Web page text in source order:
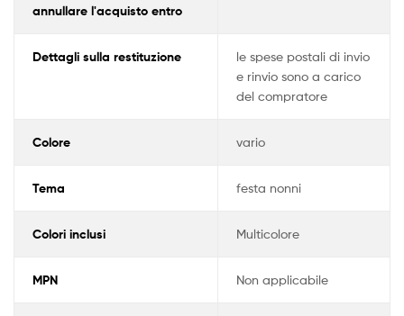
annullare l'acquisto entro
Dettagli sulla restituzione
le spese postali di invio
e rinvio sono a carico
del compratore
Colore vario
Tema festa nonni
Colori inclusi Multicolore
MPN Non applicabile